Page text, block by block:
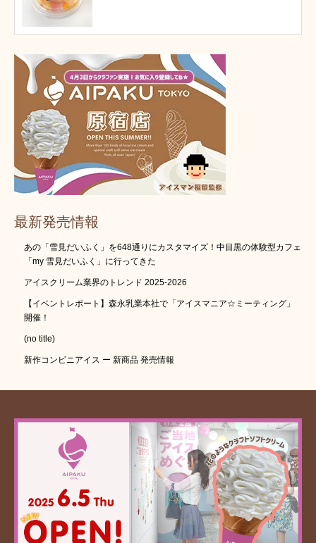
最新発売情報
あの「雪見だいふく」を648通りにカスタマイズ！中目黒の体験型カフェ
「my 雪見だいふく」に行ってきた
アイスクリーム業界のトレンド 2025-2026
【イベントレポート】森永乳業本社で「アイスマニア☆ミーティング」
開催！
(no title)
新作コンビニアイス ー 新商品 発売情報